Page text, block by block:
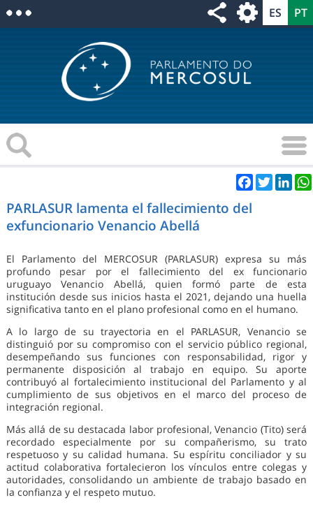
Facebook
Twitter
PARLASUR lamenta el fallecimiento del
exfuncionario Venancio Abellá
El Parlamento del MERCOSUR (PARLASUR) expresa su más
profundo pesar por el fallecimiento del ex funcionario
uruguayo Venancio Abellá, quien formó parte de esta
institución desde sus inicios hasta el 2021, dejando una huella
significativa tanto en el plano profesional como en el humano.
A lo largo de su trayectoria en el PARLASUR, Venancio se
distinguió por su compromiso con el servicio público regional,
desempeñando sus funciones con responsabilidad, rigor y
permanente disposición al trabajo en equipo. Su aporte
contribuyó al fortalecimiento institucional del Parlamento y al
cumplimiento de sus objetivos en el marco del proceso de
integración regional.
Más allá de su destacada labor profesional, Venancio (Tito) será
recordado especialmente por su compañerismo, su trato
respetuoso y su calidad humana. Su espíritu conciliador y su
actitud colaborativa fortalecieron los vínculos entre colegas y
autoridades, consolidando un ambiente de trabajo basado en
la confianza y el respeto mutuo.